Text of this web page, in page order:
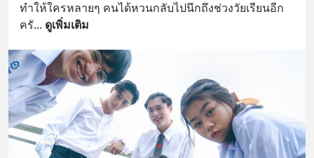
ทำให้ใครหลายๆ คนได้หวนกลับไปนึกถึงช่วงวัยเรียนอีก
ครั... ดูเพิ่มเติม